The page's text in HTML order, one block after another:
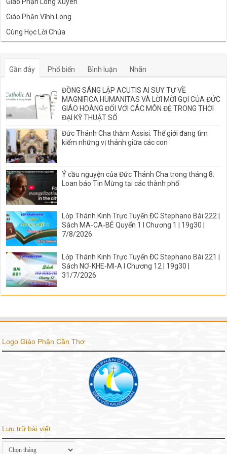
Giáo Phận Long Xuyên
Giáo Phận Vĩnh Long
Cùng Học Lời Chúa
Gần đây Phổ biến Bình luận Nhãn
ĐỒNG SÁNG LẬP ACUTIS AI SUY TƯ VỀ
MAGNIFICA HUMANITAS VÀ LỜI MỜI GỌI CỦA ĐỨC
GIÁO HOÀNG ĐỐI VỚI CÁC MÔN ĐỆ TRONG THỜI
ĐẠI KỸ THUẬT SỐ
Đức Thánh Cha thăm Assisi: Thế giới đang tìm
kiếm những vị thánh giữa các con
Ý cầu nguyện của Đức Thánh Cha trong tháng 8:
Loan báo Tin Mừng tại các thành phố
Lớp Thánh Kinh Trực Tuyến ĐC Stephano Bài 222 |
Sách MA-CA-BÊ Quyển 1 I Chương 1 | 19g30 |
7/8/2026
Lớp Thánh Kinh Trực Tuyến ĐC Stephano Bài 221 |
Sách NƠ-KHE-MI-A I Chương 12 | 19g30 |
31/7/2026
Logo Giáo Phận Cần Thơ
Lưu trữ bài viết
Lưu